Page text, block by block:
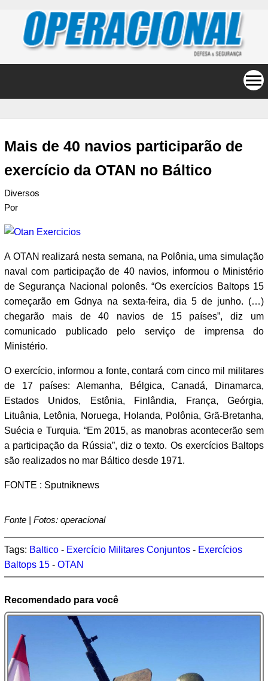
Mais de 40 navios participarão de
exercício da OTAN no Báltico
Diversos
Por
A OTAN realizará nesta semana, na Polônia, uma simulação
naval com participação de 40 navios, informou o Ministério
de Segurança Nacional polonês. “Os exercícios Baltops 15
começarão em Gdnya na sexta-feira, dia 5 de junho. (…)
chegarão mais de 40 navios de 15 países”, diz um
comunicado publicado pelo serviço de imprensa do
Ministério.
O exercício, informou a fonte, contará com cinco mil militares
de 17 países: Alemanha, Bélgica, Canadá, Dinamarca,
Estados Unidos, Estônia, Finlândia, França, Geórgia,
Lituânia, Letônia, Noruega, Holanda, Polônia, Grã-Bretanha,
Suécia e Turquia. “Em 2015, as manobras acontecerão sem
a participação da Rússia”, diz o texto. Os exercícios Baltops
são realizados no mar Báltico desde 1971.
FONTE : Sputniknews
Fonte | Fotos: operacional
Tags: Baltico - Exercício Militares Conjuntos - Exercícios
Baltops 15 - OTAN
Recomendado para você